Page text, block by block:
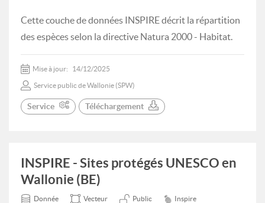
Cette couche de données INSPIRE décrit la répartition
des espèces selon la directive Natura 2000 - Habitat.
Mise à jour: 14/12/2025
Service public de Wallonie (SPW)
Service Téléchargement
INSPIRE - Sites protégés UNESCO en
Wallonie (BE)
Donnée Vecteur Public Inspire